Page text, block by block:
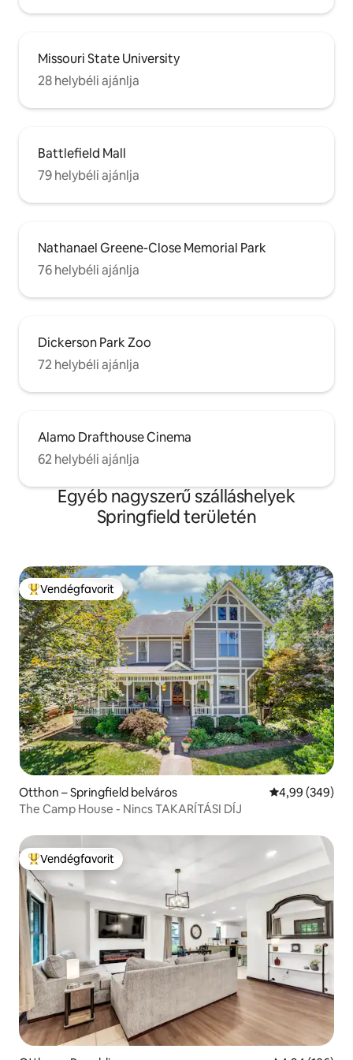
Missouri State University
28 helybéli ajánlja
Battlefield Mall
79 helybéli ajánlja
Nathanael Greene-Close Memorial Park
76 helybéli ajánlja
Dickerson Park Zoo
72 helybéli ajánlja
Alamo Drafthouse Cinema
62 helybéli ajánlja
Egyéb nagyszerű szálláshelyek
Springfield területén
Kiemelt vendégfavorit
Vendégfavorit
Otthon – Springfield belváros Átlagos
4,99 (349)
The Camp House - Nincs TAKARÍTÁSI DÍJ
Kiemelt vendégfavorit
Vendégfavorit